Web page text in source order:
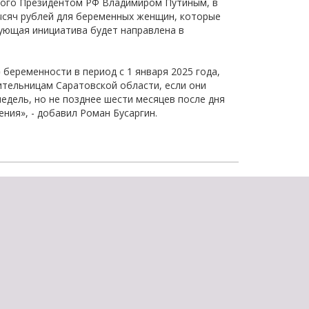
Подробнее
рублей для беременных женщин, которые
инициатива будет направлена в
в период с 1 января 2025 года,
Саратовской области, если они
но не позднее шести месяцев после дня
- добавил Роман Бусаргин.